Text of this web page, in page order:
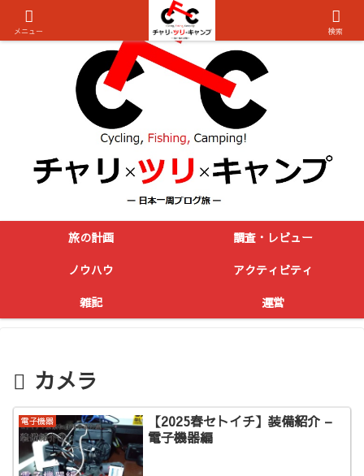
旅の計画
調査・レビュー
ノウハウ
アクティビティ
雑記
運営
カメラ
電子機器
【2025春セトイチ】装備紹介 –
電子機器編
メニュー 検索